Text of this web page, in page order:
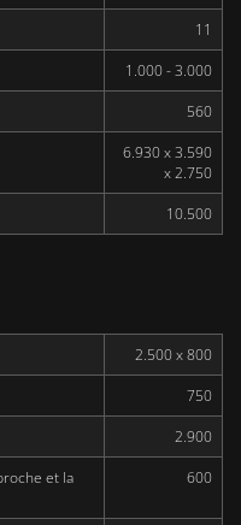
11
1.000 - 3.000
560
6.930 x 3.590
x 2.750
10.500
2.500 x 800
750
2.900
et la
600